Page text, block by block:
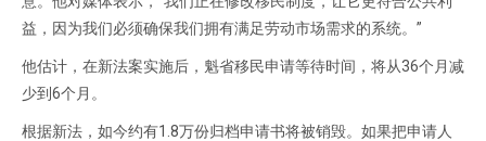
益，因为我们必须确保我们拥有满足劳动市场需求的系统。”
他估计，在新法案实施后，魁省移民申请等待时间，将从36个月减
少到6个月。
根据新法，如今约有1.8万份归档申请书将被销毁。如果把申请人